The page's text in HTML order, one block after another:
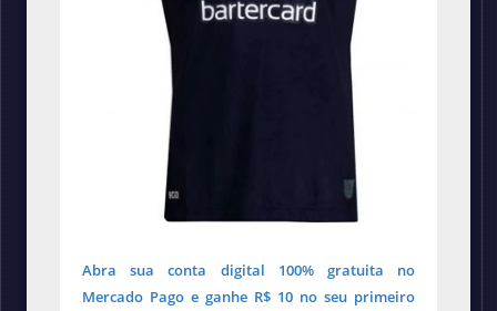
Abra sua conta digital 100% gratuita no
Mercado Pago e ganhe R$ 10 no seu primeiro